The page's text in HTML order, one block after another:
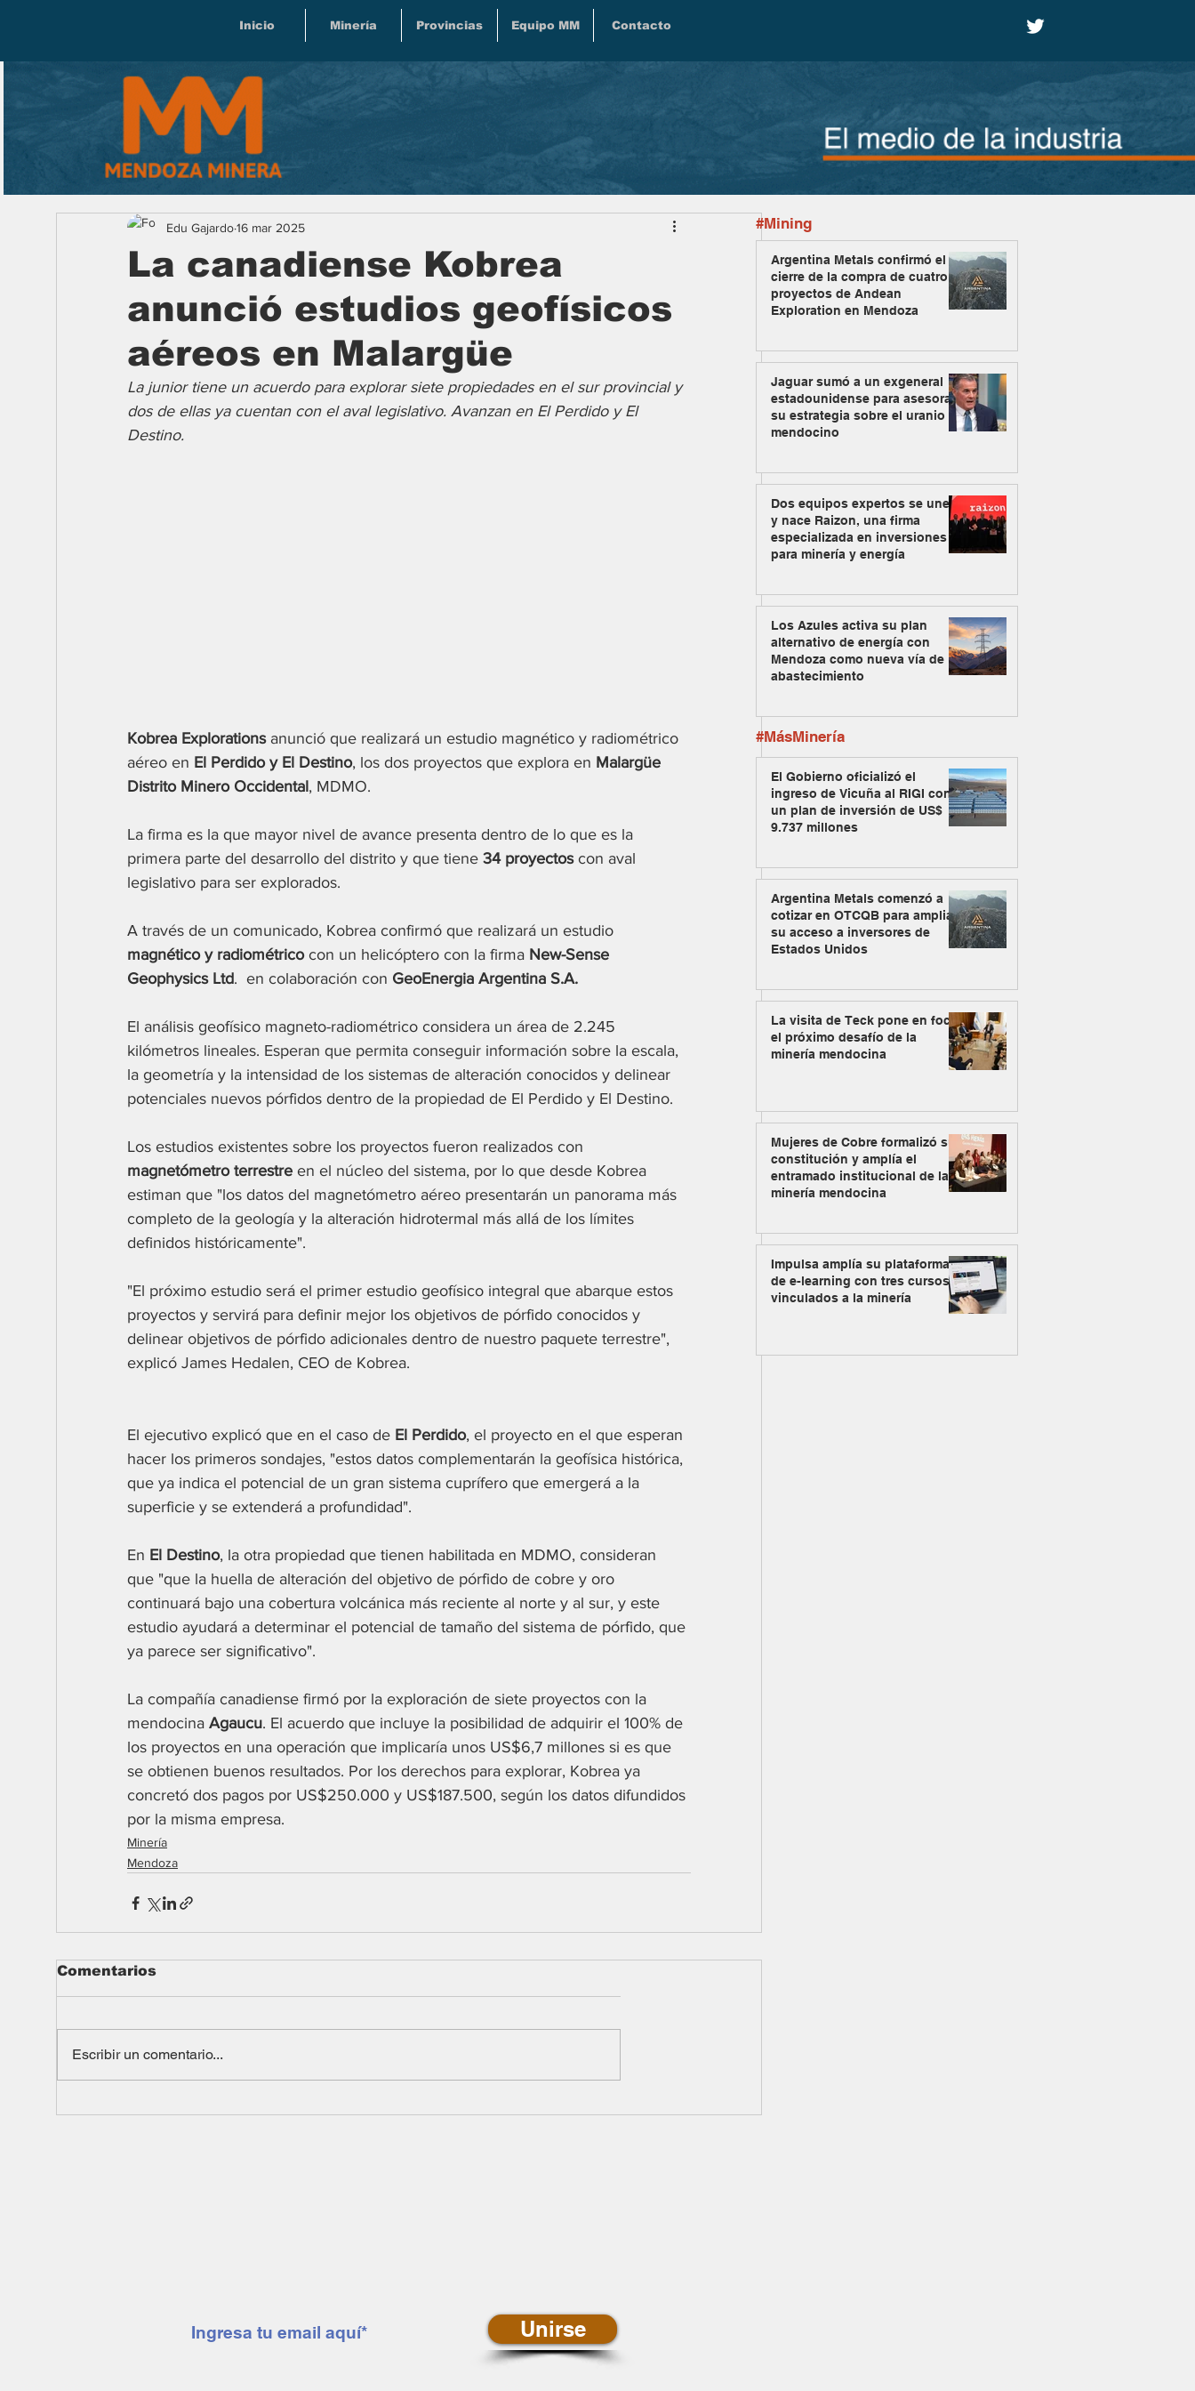
Inicio Minería Provincias Equipo MM Contacto
La canadiense Kobrea
anunció estudios geofísicos
aéreos en Malargüe
Edu Gajardo16 mar 2025
La junior tiene un acuerdo para explorar siete propiedades en el sur provincial y
dos de ellas ya cuentan con el aval legislativo. Avanzan en El Perdido y El
Destino.
Kobrea Explorations anunció que realizará un estudio magnético y radiométrico
aéreo en El Perdido y El Destino, los dos proyectos que explora en Malargüe
Distrito Minero Occidental, MDMO.
La firma es la que mayor nivel de avance presenta dentro de lo que es la
primera parte del desarrollo del distrito y que tiene 34 proyectos con aval
legislativo para ser explorados.
A través de un comunicado, Kobrea confirmó que realizará un estudio
magnético y radiométrico con un helicóptero con la firma New-Sense
Geophysics Ltd.  en colaboración con GeoEnergia Argentina S.A.
El análisis geofísico magneto-radiométrico considera un área de 2.245
kilómetros lineales. Esperan que permita conseguir información sobre la escala,
la geometría y la intensidad de los sistemas de alteración conocidos y delinear
potenciales nuevos pórfidos dentro de la propiedad de El Perdido y El Destino.
Los estudios existentes sobre los proyectos fueron realizados con
magnetómetro terrestre en el núcleo del sistema, por lo que desde Kobrea
estiman que "los datos del magnetómetro aéreo presentarán un panorama más
completo de la geología y la alteración hidrotermal más allá de los límites
definidos históricamente".
"El próximo estudio será el primer estudio geofísico integral que abarque estos
proyectos y servirá para definir mejor los objetivos de pórfido conocidos y
delinear objetivos de pórfido adicionales dentro de nuestro paquete terrestre",
explicó James Hedalen, CEO de Kobrea.
El ejecutivo explicó que en el caso de El Perdido, el proyecto en el que esperan
hacer los primeros sondajes, "estos datos complementarán la geofísica histórica,
que ya indica el potencial de un gran sistema cuprífero que emergerá a la
superficie y se extenderá a profundidad".
En El Destino, la otra propiedad que tienen habilitada en MDMO, consideran
que "que la huella de alteración del objetivo de pórfido de cobre y oro
continuará bajo una cobertura volcánica más reciente al norte y al sur, y este
estudio ayudará a determinar el potencial de tamaño del sistema de pórfido, que
ya parece ser significativo".
La compañía canadiense firmó por la exploración de siete proyectos con la
mendocina Agaucu. El acuerdo que incluye la posibilidad de adquirir el 100% de
los proyectos en una operación que implicaría unos US$6,7 millones si es que
se obtienen buenos resultados. Por los derechos para explorar, Kobrea ya
concretó dos pagos por US$250.000 y US$187.500, según los datos difundidos
por la misma empresa.
Minería
Mendoza
Comentarios
Escribir un comentario...
El Gobierno oficializó el
ingreso de Vicuña al RIGI con
un plan de inversión de US$
9.737 millones
Argentina Metals comenzó a
cotizar en OTCQB para ampliar
su acceso a inversores de
Estados Unidos
La visita de Teck pone en foco
el próximo desafío de la
minería mendocina
Mujeres de Cobre formalizó su
constitución y amplía el
entramado institucional de la
minería mendocina
Impulsa amplía su plataforma
de e-learning con tres cursos
vinculados a la minería
#Mining
Argentina Metals confirmó el
cierre de la compra de cuatro
proyectos de Andean
Exploration en Mendoza
Jaguar sumó a un exgeneral
estadounidense para asesorar
su estrategia sobre el uranio
mendocino
Dos equipos expertos se unen
y nace Raizon, una firma
especializada en inversiones
para minería y energía
Los Azules activa su plan
alternativo de energía con
Mendoza como nueva vía de
abastecimiento
#MásMinería
Unirse